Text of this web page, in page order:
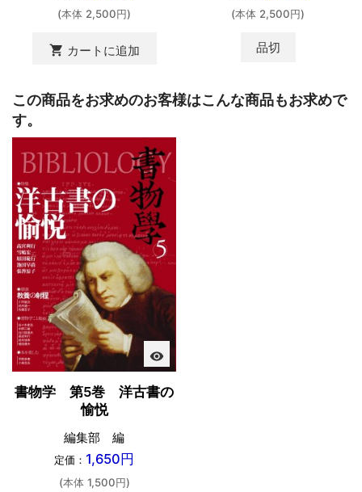
(本体 2,500円)
shopping_cart カートに追加
(本体 2,500円)
品切
この商品をお求めのお客様はこんな商品もお求めで
す。
visibility
書物学 第5巻 洋古書の
愉悦
編集部 編
定価： 1,650円
(本体 1,500円)